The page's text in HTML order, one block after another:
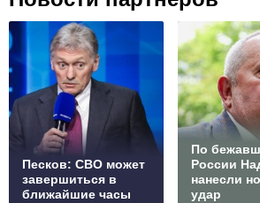
Песков: СВО может
завершиться в
ближайшие часы
По
России
нанесли
удар